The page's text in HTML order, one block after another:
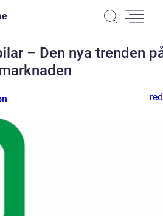
– Den nya trenden